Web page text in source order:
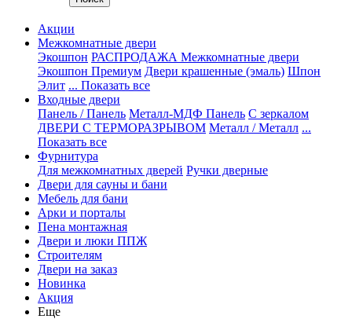
Акции
Межкомнатные двери
Экошпон РАСПРОДАЖА Межкомнатные двери
Экошпон Премиум Двери крашенные (эмаль) Шпон
Элит ... Показать все
Входные двери
Панель / Панель Металл-МДФ Панель С зеркалом
ДВЕРИ С ТЕРМОРАЗРЫВОМ Металл / Металл ...
Показать все
Фурнитура
Для межкомнатных дверей Ручки дверные
Двери для сауны и бани
Мебель для бани
Арки и порталы
Пена монтажная
Двери и люки ППЖ
Строителям
Двери на заказ
Новинка
Акция
Еще